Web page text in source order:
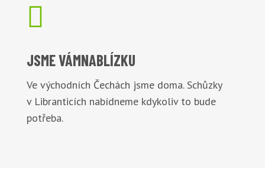

JSME VÁMNABLÍZKU
Ve východních Čechách jsme doma. Schůzky
v Libranticích nabídneme kdykoliv to bude
potřeba.